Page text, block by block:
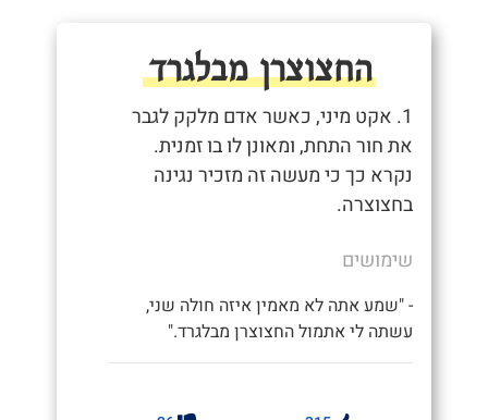
החצוצרן מבלגרד
1. אקט מיני, כאשר אדם מלקק לגבר
את חור התחת, ומאונן לו בו זמנית.
נקרא כך כי מעשה זה מזכיר נגינה
בחצוצרה.
שימושים
- "שמע אתה לא מאמין איזה חולה שני,
עשתה לי אתמול החצוצרן מבלגרד."